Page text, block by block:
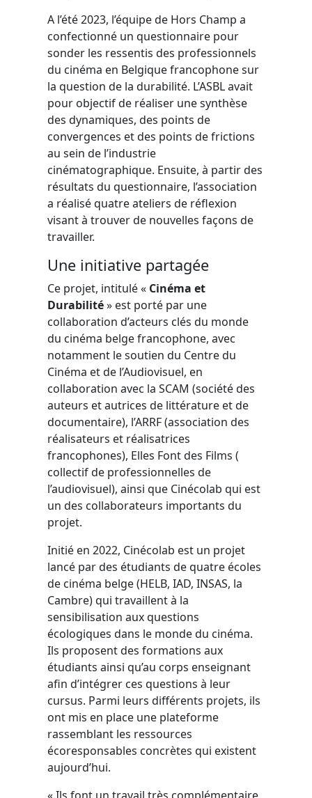
A l’été 2023, l’équipe de Hors Champ a
confectionné un questionnaire pour
sonder les ressentis des professionnels
du cinéma en Belgique francophone sur
la question de la durabilité. L’ASBL avait
pour objectif de réaliser une synthèse
des dynamiques, des points de
convergences et des points de frictions
au sein de l’industrie
cinématographique. Ensuite, à partir des
résultats du questionnaire, l’association
a réalisé quatre ateliers de réflexion
visant à trouver de nouvelles façons de
travailler.
Une initiative partagée
Ce projet, intitulé « Cinéma et
Durabilité» est porté par une
collaboration d’acteurs clés du monde
du cinéma belge francophone, avec
notamment le soutien du Centre du
Cinéma et de l’Audiovisuel, en
collaboration avec la SCAM (société des
auteurs et autrices de littérature et de
documentaire), l’ARRF (association des
réalisateurs et réalisatrices
francophones), Elles Font des Films (
collectif de professionnelles de
l’audiovisuel), ainsi que Cinécolab qui est
un des collaborateurs importants du
projet.
Initié en 2022, Cinécolab est un projet
lancé par des étudiants de quatre écoles
de cinéma belge (HELB, IAD, INSAS, la
Cambre) qui travaillent à la
sensibilisation aux questions
écologiques dans le monde du cinéma.
Ils proposent des formations aux
étudiants ainsi qu’au corps enseignant
afin d’intégrer ces questions à leur
cursus. Parmi leurs différents projets, ils
ont mis en place une plateforme
rassemblant les ressources
écoresponsables concrètes qui existent
aujourd’hui.